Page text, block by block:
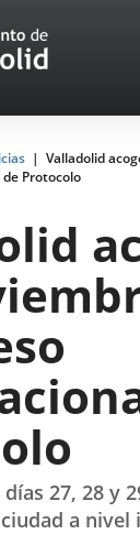
Valladolid
Protocolo
27, 28 y
a nivel